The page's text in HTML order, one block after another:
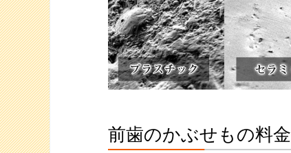
前歯のかぶせもの料金